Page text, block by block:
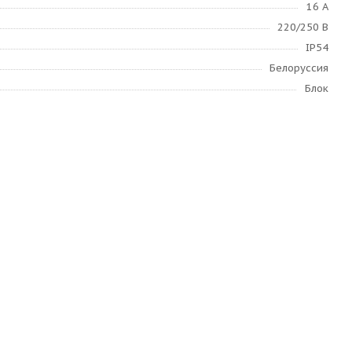
16 А
220/250 В
IP54
Белоруссия
Блок